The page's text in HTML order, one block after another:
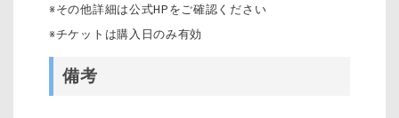
※その他詳細は公式HPをご確認ください
※チケットは購入日のみ有効
備考